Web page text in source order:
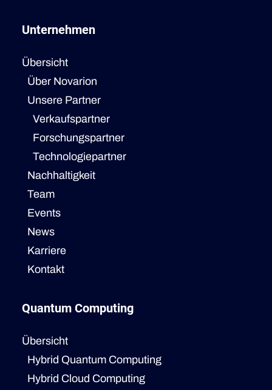
Unternehmen
Übersicht
Über Novarion
Unsere Partner
Verkaufspartner
Forschungspartner
Technologiepartner
Nachhaltigkeit
Team
Events
News
Karriere
Kontakt
Quantum Computing
Übersicht
Hybrid Quantum Computing
Hybrid Cloud Computing